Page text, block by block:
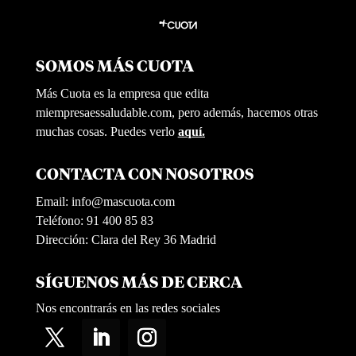
SOMOS MÁS CUOTA
Más Cuota es la empresa que edita
miempresaessaludable.com, pero además, hacemos otras
muchas cosas. Puedes verlo aquí.
CONTACTA CON NOSOTROS
Email: info@mascuota.com
Teléfono: 91 400 85 83
Dirección: Clara del Rey 36 Madrid
SÍGUENOS MÁS DE CERCA
Nos encontrarás en las redes sociales